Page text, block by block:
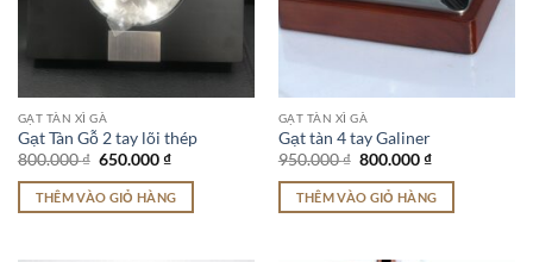
GẠT TÀN XÌ GÀ
Gạt Tàn Gỗ 2 tay lõi thép
800.000₫ Giá
là:
800.000 ₫.
650.000₫Giá
tại
là:
THÊM VÀO GIỎ HÀNG
GẠT TÀN XÌ GÀ
Gạt tàn 4 tay Galiner
950.000₫ Giá
là:
950.000 ₫.
800.000₫Giá
tại
là:
THÊM VÀO GIỎ HÀNG